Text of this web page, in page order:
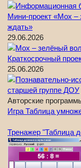
Мини-проект «Мох –
ждать»
29.06.2026
Краткосрочный
25.06.2026
Авторские
Игра Таблица
Тренажер "Таблица